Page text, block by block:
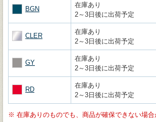
BGN
在庫あり
2～3日後に出荷予定
CLER
在庫あり
2～3日後に出荷予定
GY
在庫あり
2～3日後に出荷予定
RD
在庫あり
2～3日後に出荷予定
※ 在庫ありのものでも、商品が確保できない場合